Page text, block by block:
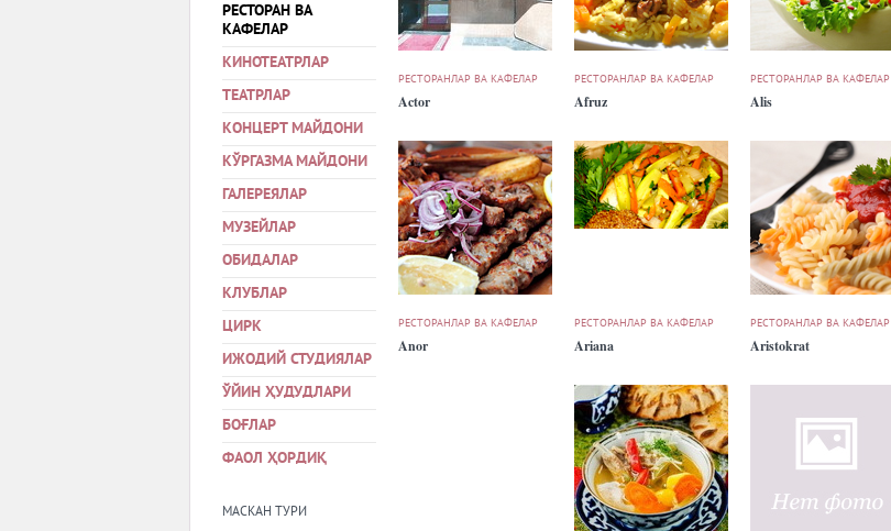
РЕСТОРАН ВА
КАФЕЛАР
КИНОТЕАТРЛАР
ТЕАТРЛАР
КОНЦЕРТ МАЙДОНИ
КЎРГАЗМА МАЙДОНИ
ГАЛЕРЕЯЛАР
МУЗЕЙЛАР
ОБИДАЛАР
КЛУБЛАР
ЦИРК
ИЖОДИЙ СТУДИЯЛАР
ЎЙИН ҲУДУДЛАРИ
БОҒЛАР
ФАОЛ ҲОРДИҚ
МАСКАН ТУРИ
РЕСТОРАНЛАР ВА КАФЕЛАР
Actor
РЕСТОРАНЛАР ВА КАФЕЛАР
Afruz
РЕСТОРАНЛАР ВА КАФЕЛАР
Alis
РЕСТОРАНЛАР ВА КАФЕЛАР
Anor
РЕСТОРАНЛАР ВА КАФЕЛАР
Ariana
РЕСТОРАНЛАР ВА КАФЕЛАР
Aristokrat